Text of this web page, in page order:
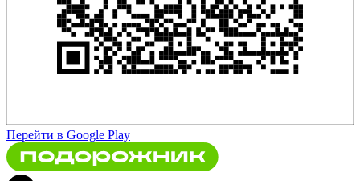
Перейти в Google Play